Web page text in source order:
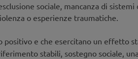
sociale, mancanza di sistemi
o esperienze traumatiche.
positivo e che esercitano un effetto
stabili, sostegno sociale,